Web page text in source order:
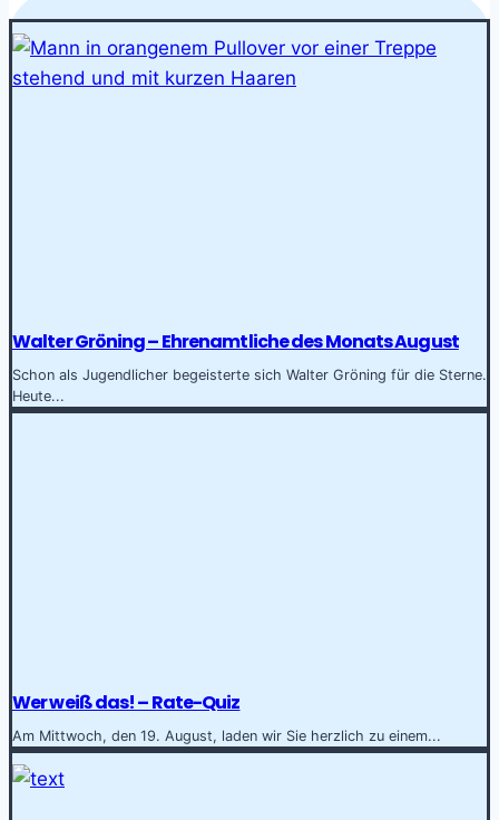
Walter Gröning – Ehrenamtliche des Monats August
Schon als Jugendlicher begeisterte sich Walter Gröning für die Sterne.
Heute...
Wer weiß das! – Rate-Quiz
Am Mittwoch, den 19. August, laden wir Sie herzlich zu einem...